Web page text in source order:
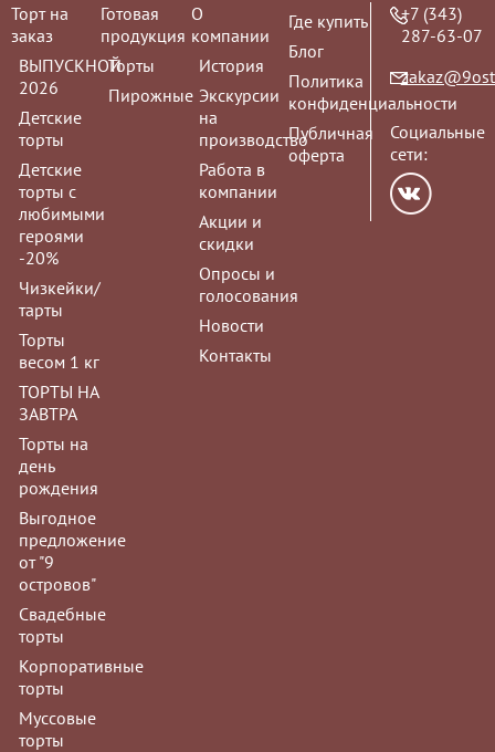
Торт на
заказ
ВЫПУСКНОЙ
2026
Детские
торты
Детские
торты с
любимыми
героями
-20%
Чизкейки/
тарты
Торты
весом 1 кг
ТОРТЫ НА
ЗАВТРА
Торты на
день
рождения
Выгодное
предложение
от "9
островов"
Свадебные
торты
Корпоративные
торты
Муссовые
торты
Готовая
продукция
Торты
Пирожные
О
компании
История
Экскурсии
на
производство
Работа в
компании
Акции и
скидки
Опросы и
голосования
Новости
Контакты
Где купить
Блог
Политика
конфиденциальности
Публичная
оферта
+7 (343)
287-63-07
Социальные
сети: